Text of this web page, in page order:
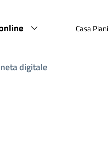
Casa Piani
digitale